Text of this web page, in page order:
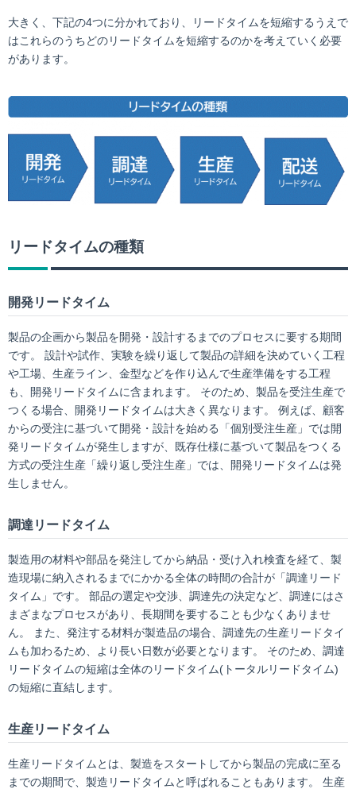
大きく、下記の4つに分かれており、リードタイムを短縮するうえで
はこれらのうちどのリードタイムを短縮するのかを考えていく必要
があります。
リードタイムの種類
開発リードタイム
製品の企画から製品を開発・設計するまでのプロセスに要する期間
です。 設計や試作、実験を繰り返して製品の詳細を決めていく工程
や工場、生産ライン、金型などを作り込んで生産準備をする工程
も、開発リードタイムに含まれます。 そのため、製品を受注生産で
つくる場合、開発リードタイムは大きく異なります。 例えば、顧客
からの受注に基づいて開発・設計を始める「個別受注生産」では開
発リードタイムが発生しますが、既存仕様に基づいて製品をつくる
方式の受注生産「繰り返し受注生産」では、開発リードタイムは発
生しません。
調達リードタイム
製造用の材料や部品を発注してから納品・受け入れ検査を経て、製
造現場に納入されるまでにかかる全体の時間の合計が「調達リード
タイム」です。 部品の選定や交渉、調達先の決定など、調達にはさ
まざまなプロセスがあり、長期間を要することも少なくありませ
ん。 また、発注する材料が製造品の場合、調達先の生産リードタイ
ムも加わるため、より長い日数が必要となります。 そのため、調達
リードタイムの短縮は全体のリードタイム(トータルリードタイム)
の短縮に直結します。
生産リードタイム
生産リードタイムとは、製造をスタートしてから製品の完成に至る
までの期間で、製造リードタイムと呼ばれることもあります。 生産